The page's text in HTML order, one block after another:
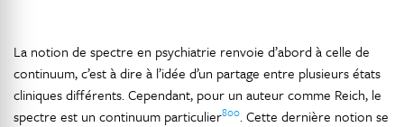
La notion de spectre en psychiatrie renvoie d’abord à celle de
continuum, c’est à dire à l’idée d’un partage entre plusieurs états
cliniques différents. Cependant, pour un auteur comme Reich, le
spectre est un continuum particulier800. Cette dernière notion se